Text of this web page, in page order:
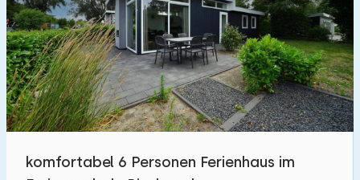
Zu öffentlichen Verkehrsmitteln (max. km):
0,2 0,5 1 2 5
Unterkunft
komfortabel 6 Personen Ferienhaus im